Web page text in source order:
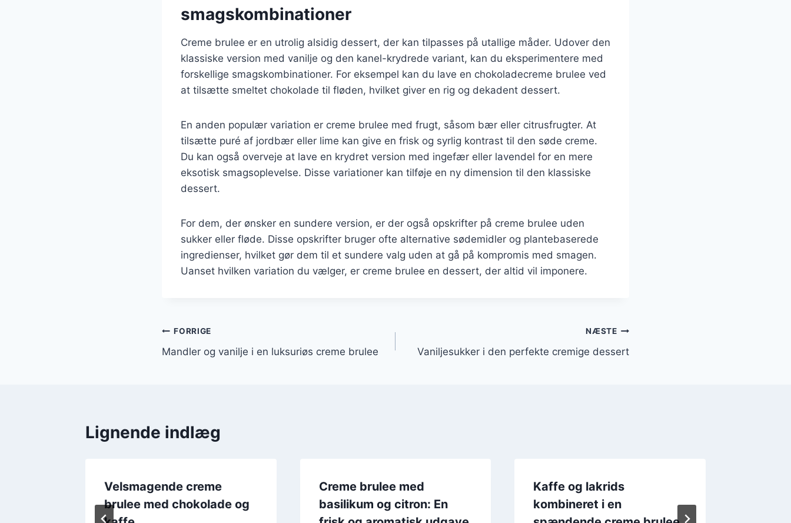
smagskombinationer
Creme brulee er en utrolig alsidig dessert, der kan tilpasses på utallige måder. Udover den
klassiske version med vanilje og den kanel-krydrede variant, kan du eksperimentere med
forskellige smagskombinationer. For eksempel kan du lave en chokoladecreme brulee ved
at tilsætte smeltet chokolade til fløden, hvilket giver en rig og dekadent dessert.
En anden populær variation er creme brulee med frugt, såsom bær eller citrusfrugter. At
tilsætte puré af jordbær eller lime kan give en frisk og syrlig kontrast til den søde creme.
Du kan også overveje at lave en krydret version med ingefær eller lavendel for en mere
eksotisk smagsoplevelse. Disse variationer kan tilføje en ny dimension til den klassiske
dessert.
For dem, der ønsker en sundere version, er der også opskrifter på creme brulee uden
sukker eller fløde. Disse opskrifter bruger ofte alternative sødemidler og plantebaserede
ingredienser, hvilket gør dem til et sundere valg uden at gå på kompromis med smagen.
Uanset hvilken variation du vælger, er creme brulee en dessert, der altid vil imponere.
Indlægsnavigation
FORRIGE
Mandler og vanilje i en luksuriøs creme brulee
NÆSTE
Vaniljesukker i den perfekte cremige dessert
Lignende indlæg
Velsmagende creme
brulee med chokolade og
Creme brulee med
basilikum og citron: En
Kaffe og lakrids
kombineret i en